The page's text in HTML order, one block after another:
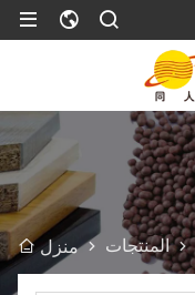
منزل المنتجات